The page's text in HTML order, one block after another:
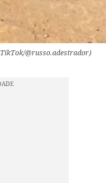
@russo.adestrador)